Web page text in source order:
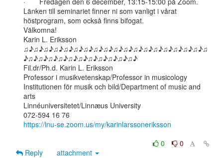
Länken till seminariet finner ni som vanligt i vårat
höstprogram, som också finns bifogat.
Välkomna!
Karin L. Eriksson
♫♪♫♪♫♪♫♪♫♪♫♪♫♪♫♪♫♪♫♪♫♪♫♪♫♪♫♪♫♪♫♪♫♪♫♪♫
♪♫♪♫♪♫♪♫♪♫♪♫♪♫♪♫♪♫♪♫♪♫♪
Fil.dr/Ph.d. Karin L. Eriksson
Professor i musikvetenskap/Professor in musicology
Institutionen för musik och bild/Department of music and
arts
Linnéuniversitetet/Linnæus University
https://lnu-se.zoom.us/my/karinlarssoneriksson
0
0
Reply
attachment